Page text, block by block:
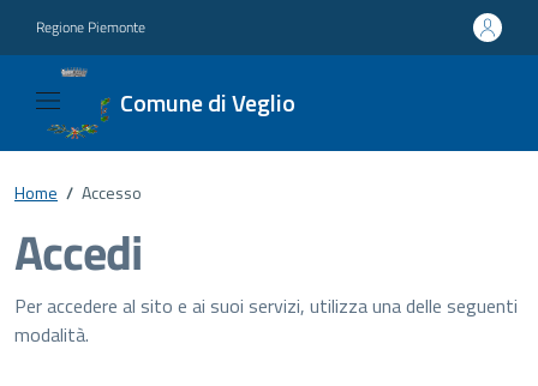
Regione Piemonte
Comune di Veglio
Home / Accesso
Accedi
Per accedere al sito e ai suoi servizi, utilizza una delle seguenti
modalità.